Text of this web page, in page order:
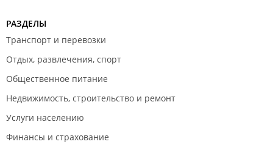
РАЗДЕЛЫ
Транспорт и перевозки
Отдых, развлечения, спорт
Общественное питание
Недвижимость, строительство и ремонт
Услуги населению
Финансы и страхование